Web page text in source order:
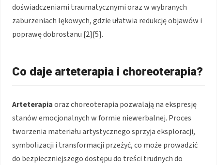
doświadczeniami traumatycznymi oraz w wybranych
zaburzeniach lękowych, gdzie ułatwia redukcję objawów i
poprawę dobrostanu [2][5].
Co daje arteterapia i choreoterapia?
Arteterapiaoraz choreoterapia pozwalają na ekspresję
stanów emocjonalnych w formie niewerbalnej. Proces
tworzenia materiału artystycznego sprzyja eksploracji,
symbolizacji i transformacji przeżyć, co może prowadzić
do bezpieczniejszego dostępu do treści trudnych do